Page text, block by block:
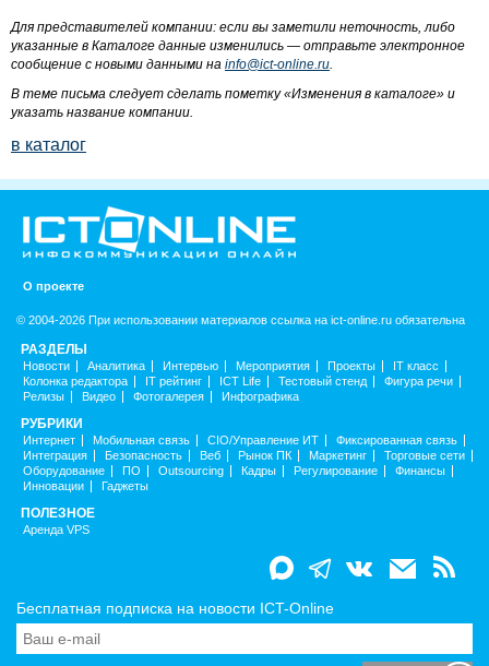
Для представителей компании: если вы заметили неточность, либо
указанные в Каталоге данные изменились — отправьте электронное
сообщение с новыми данными на info@ict-online.ru
В теме письма следует сделать пометку «Изменения в каталоге» и
указать название компании.
в каталог
О проекте
© 2004-2026 При использовании материалов ссылка на ict-online.ru обязательна
РАЗДЕЛЫ
Новости Аналитика Интервью Мероприятия Проекты
IT класс
Колонка редактора
IT рейтинг ICT Life Тестовый стенд
Фигура речи
Релизы
Видео Фотогалерея Инфографика
РУБРИКИ
Интернет Мобильная связь CIO/Управление ИТ
Фиксированная связь
Интеграция
Безопасность Веб Рынок ПК Маркетинг
Торговые сети
Оборудование
ПО Outsourcing Кадры Регулирование
Финансы
Инновации
Гаджеты
ПОЛЕЗНОЕ
Аренда VPS
Бесплатная подписка на новости ICT-Online